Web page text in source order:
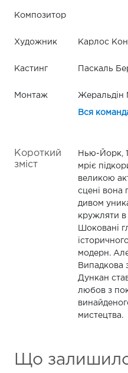
Композитор
Художник Карлос
Кастинг Паскаль
Монтаж Жеральдін
Вся
Короткий
зміст
Нью-Йорк,
мріє
великою
сцені вона
дивом
кружляти в
Шоковані
модерн.
Випадкова
Дункан
любов з
мистецтва.
Що